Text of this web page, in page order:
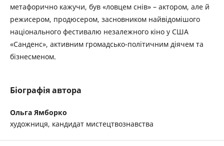
метафорично кажучи, був «ловцем снів» – актором, але й
режисером, продюсером, засновником найвідомішого
національного фестивалю незалежного кіно у США
«Санденс», активним громадсько-політичним діячем та
бізнесменом.
Біографія автора
Ольга Ямборко
художниця, кандидат мистецтвознавства